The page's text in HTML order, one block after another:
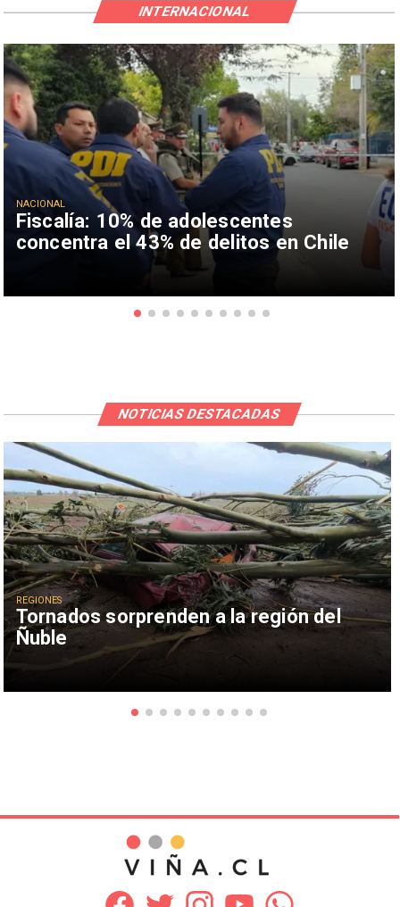
Fiscalía: 10% de adolescentes
concentra el 43% de delitos en Chile
NACIONAL
INTERNACIONAL
Tornados sorprenden a la región del
Ñuble
REGIONES
NOTICIAS DESTACADAS